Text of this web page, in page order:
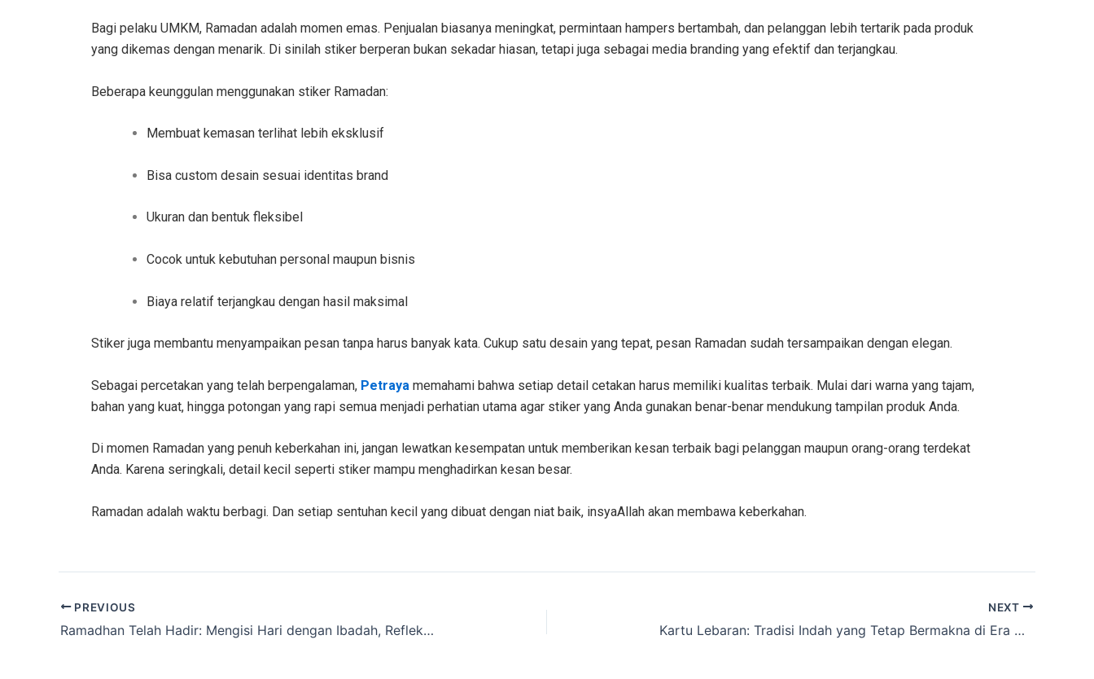
Bagi pelaku UMKM, Ramadan adalah momen emas. Penjualan biasanya meningkat, permintaan hampers bertambah, dan pelanggan lebih tertarik pada produk
yang dikemas dengan menarik. Di sinilah stiker berperan bukan sekadar hiasan, tetapi juga sebagai media branding yang efektif dan terjangkau.
Beberapa keunggulan menggunakan stiker Ramadan:
Membuat kemasan terlihat lebih eksklusif
Bisa custom desain sesuai identitas brand
Ukuran dan bentuk fleksibel
Cocok untuk kebutuhan personal maupun bisnis
Biaya relatif terjangkau dengan hasil maksimal
Stiker juga membantu menyampaikan pesan tanpa harus banyak kata. Cukup satu desain yang tepat, pesan Ramadan sudah tersampaikan dengan elegan.
Sebagai percetakan yang telah berpengalaman, Petraya memahami bahwa setiap detail cetakan harus memiliki kualitas terbaik. Mulai dari warna yang tajam,
bahan yang kuat, hingga potongan yang rapi semua menjadi perhatian utama agar stiker yang Anda gunakan benar-benar mendukung tampilan produk Anda.
Di momen Ramadan yang penuh keberkahan ini, jangan lewatkan kesempatan untuk memberikan kesan terbaik bagi pelanggan maupun orang-orang terdekat
Anda. Karena seringkali, detail kecil seperti stiker mampu menghadirkan kesan besar.
Ramadan adalah waktu berbagi. Dan setiap sentuhan kecil yang dibuat dengan niat baik, insyaAllah akan membawa keberkahan.
PREVIOUS
Ramadhan Telah Hadir: Mengisi Hari dengan Ibadah, Refleksi, dan Kebaikan
NEXT
Kartu Lebaran: Tradisi Indah yang Tetap Bermakna di Era Digital